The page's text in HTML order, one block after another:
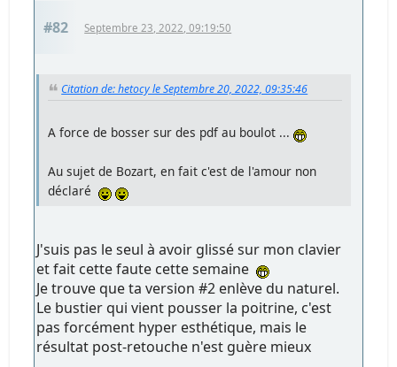
#82 Septembre 23, 2022, 09:19:50
Citation de: hetocy le Septembre 20, 2022, 09:35:46
A force de bosser sur des pdf au boulot ...
Au sujet de Bozart, en fait c'est de l'amour non
déclaré
J'suis pas le seul à avoir glissé sur mon clavier
et fait cette faute cette semaine
Je trouve que ta version #2 enlève du naturel.
Le bustier qui vient pousser la poitrine, c'est
pas forcément hyper esthétique, mais le
résultat post-retouche n'est guère mieux